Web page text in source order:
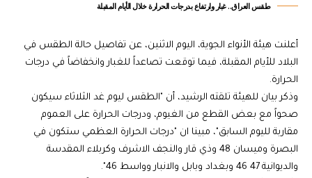
طقس العراق.. غبار وارتفاع بدرجات الحرارة خلال الأيام المقبلة
أعلنت هيئة الأنواء الجوية، اليوم الاثنين، عن تفاصيل حالة الطقس في
البلاد للأيام المقبلة، فيما توقعت تصاعداً للغبار وانخفاضاً في درجات
الحرارة.
وذكر بيان للهيئة تلقته الرشيد، أن "الطقس ليوم غد الثلاثاء سيكون
صحواً مع بعض القطع من الغيوم، ودرجات الحرارة على العموم
مقاربة لليوم السابق"، مبينا ان "درجات الحرارة العظمي ستكون في
البصرة وميسان 48 وذي قار والنجف الاشرف وكربلاء المقدسة
والديوانية 47 46 وبغداد وبابل والانبار وواسط 46".